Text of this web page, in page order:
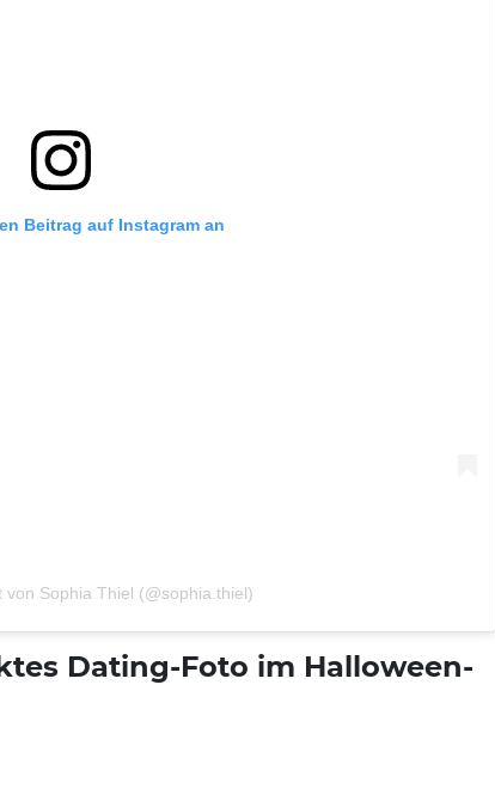
Beitrag auf Instagram an
von Sophia Thiel (@sophia.thiel)
Dating-Foto im Halloween-